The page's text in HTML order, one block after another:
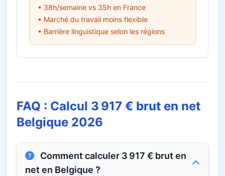
• 38h/semaine vs 35h en France
• Marché du travail moins flexible
• Barrière linguistique selon les régions
FAQ : Calcul 3 917 € brut en net
Belgique 2026
net en Belgique ?